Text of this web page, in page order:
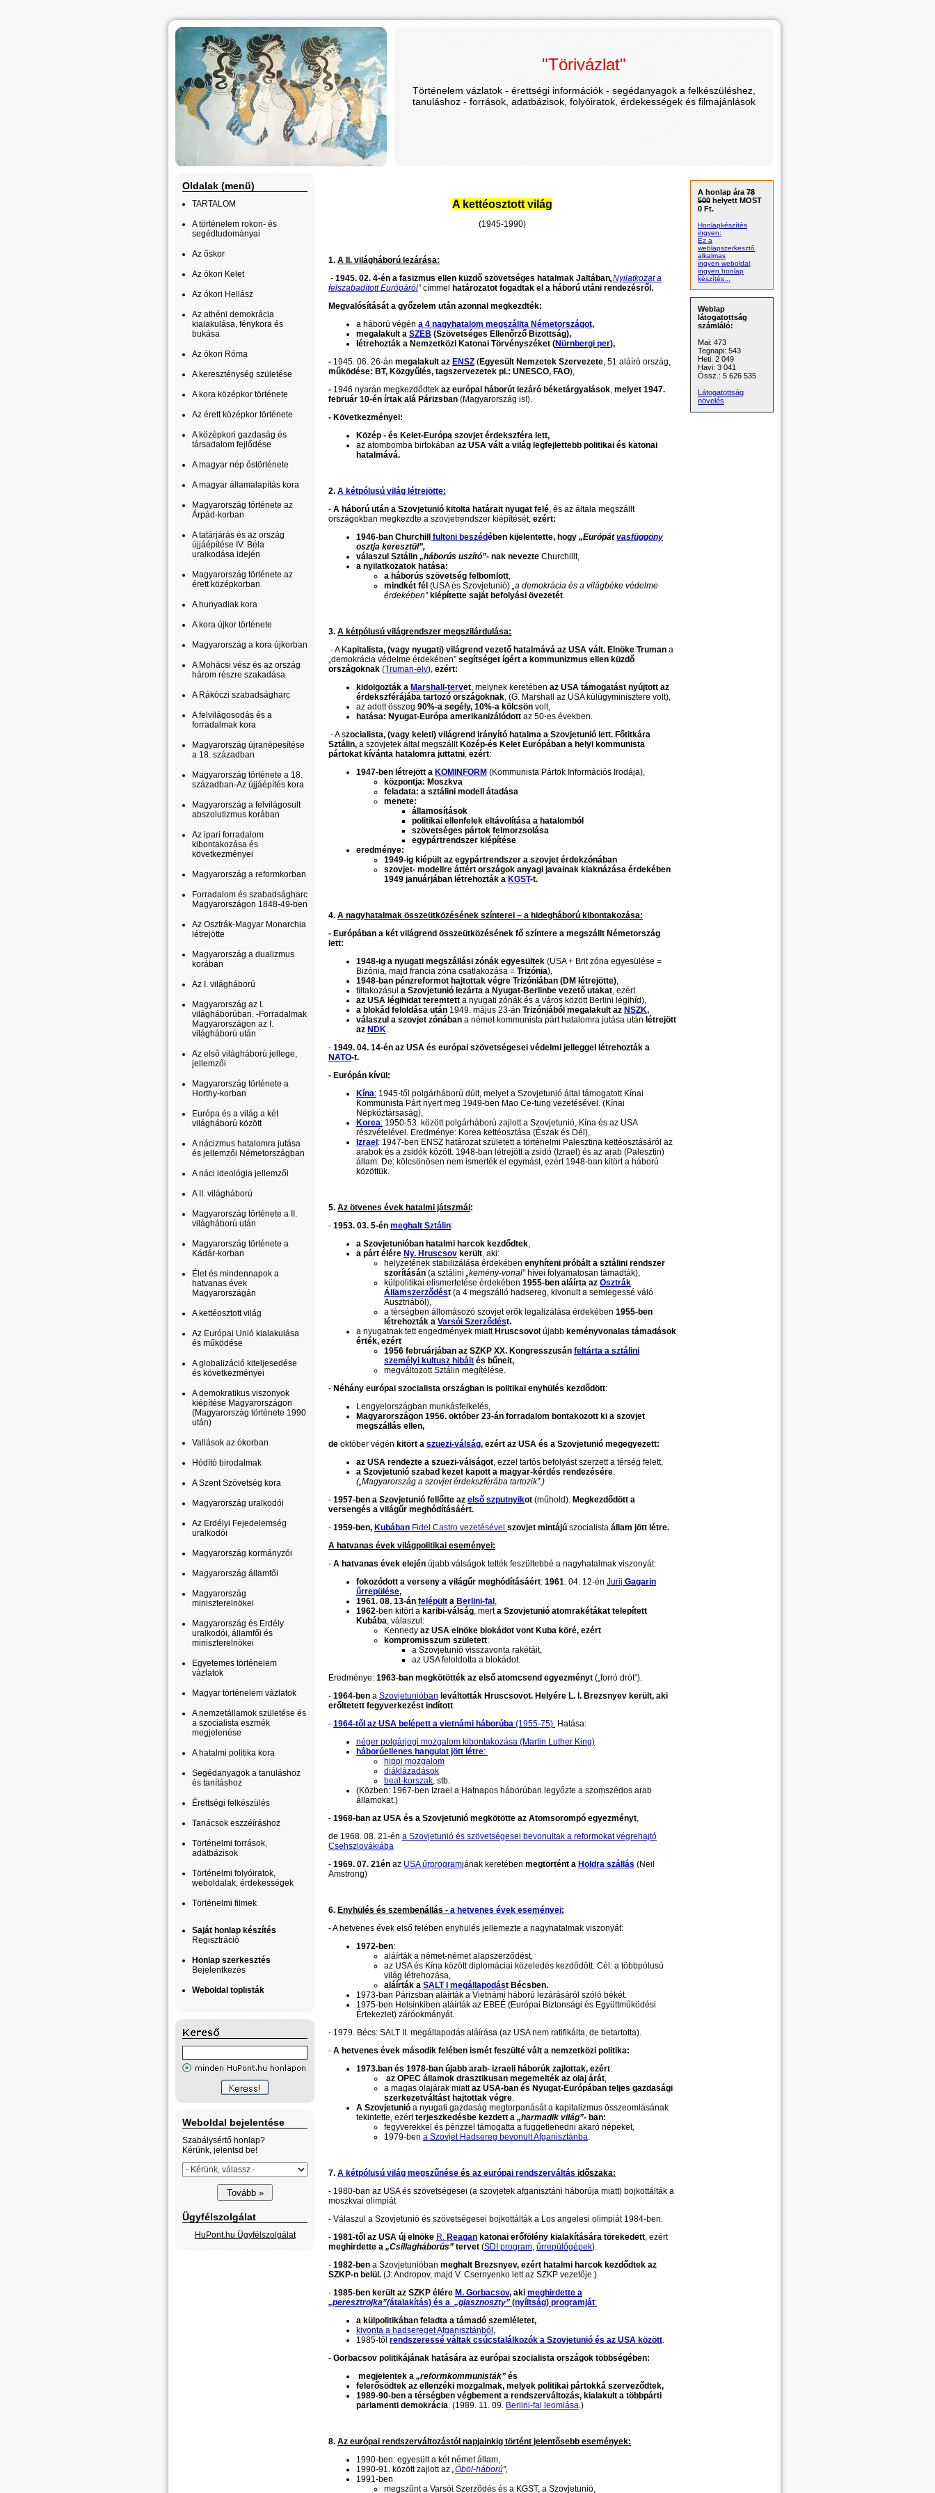
"Törivázlat"
Történelem vázlatok - érettségi információk - segédanyagok a felkészüléshez,
tanuláshoz - források, adatbázisok, folyóiratok, érdekességek és filmajánlások
Oldalak (menü)
TARTALOM
A történelem rokon- és
segédtudományai
Az őskor
Az ókori Kelet
Az ókori Hellász
Az athéni demokrácia
kialakulása, fénykora és
bukása
Az ókori Róma
A kereszténység születése
A kora középkor története
Az érett középkor története
A középkori gazdaság és
társadalom fejlődése
A magyar nép őstörténete
A magyar államalapítás kora
Magyarország története az
Árpád-korban
A tatárjárás és az ország
újjáépítése IV. Béla
uralkodása idején
Magyarország története az
érett középkorban
A hunyadiak kora
A kora újkor története
Magyarország a kora újkorban
A Mohácsi vész és az ország
három részre szakadása
A Rákóczi szabadságharc
A felvilágosodás és a
forradalmak kora
Magyarország újranépesítése
a 18. században
Magyarország története a 18.
században-Az újjáépítés kora
Magyarország a felvilágosult
abszolutizmus korában
Az ipari forradalom
kibontakozása és
következményei
Magyarország a reformkorban
Forradalom és szabadságharc
Magyarországon 1848-49-ben
Az Osztrák-Magyar Monarchia
létrejötte
Magyarország a dualizmus
korában
Az I. világháború
Magyarország az I.
világháborúban. -Forradalmak
Magyarországon az I.
világháború után
Az első világháború jellege,
jellemzői
Magyarország története a
Horthy-korban
Európa és a világ a két
világháború között
A nácizmus hatalomra jutása
és jellemzői Németországban
A náci ideológia jellemzői
A II. világháború
Magyarország története a II.
világháború után
Magyarország története a
Kádár-korban
Élet és mindennapok a
hatvanas évek
Magyarországán
A kettéosztott világ
Az Európai Unió kialakulása
és működése
A globalizáció kiteljesedése
és következményei
A demokratikus viszonyok
kiépítése Magyarországon
(Magyarország története 1990
után)
Vallások az ókorban
Hódító birodalmak
A Szent Szövetség kora
Magyarország uralkodói
Az Erdélyi Fejedelemség
uralkodói
Magyarország kormányzói
Magyarország államfői
Magyarország
miniszterelnökei
Magyarország és Erdély
uralkodói, államfői és
miniszterelnökei
Egyetemes történelem
vázlatok
Magyar történelem vázlatok
A nemzetállamok születése és
a szocialista eszmék
megjelenése
A hatalmi politika kora
Segédanyagok a tanuláshoz
és tanításhoz
Érettségi felkészülés
Tanácsok eszzéíráshoz
Történelmi források,
adatbázisok
Történelmi folyóiratok,
weboldalak, érdekességek
Történelmi filmek
Saját honlap készítés
Regisztráció
Honlap szerkesztés
Bejelentkezés
Weboldal toplisták
Weboldal bejelentése
Szabálysértő honlap?
Kérünk, jelentsd be!
Ügyfélszolgálat
HuPont.hu Ügyfélszolgálat
A kettéosztott világ
(1945-1990)
1. A II. világháború lezárása:
- 1945. 02. 4-én a fasizmus ellen küzdő szövetséges hatalmak Jaltában„Nyilatkozat a
felszabadított Európáról”címmel
határozatot fogadtak el a háború utáni rendezésről.
Megvalósítását a győzelem után azonnal megkezdték:
a háború végén a 4 nagyhatalom megszállta Németországot,
megalakult a SZEB (Szövetséges Ellenőrző Bizottság),
létrehozták a Nemzetközi Katonai Törvényszéket (Nürnbergi per),
- 1945. 06. 26-án megalakult az ENSZ (Egyesült Nemzetek Szervezete, 51 aláíró ország,
működése: BT, Közgyűlés, tagszervezetek pl.: UNESCO, FAO),
- 1946 nyarán megkezdődtek az európai háborút lezáró béketárgyalások, melyet 1947.
február 10-én írtak alá Párizsban (Magyarország is!).
- Következményei:
Közép - és Kelet-Európa szovjet érdekszféra lett,
az atombomba birtokában az USA vált a világ legfejlettebb politikai és katonai
hatalmává.
2. A kétpólusú világ létrejötte:
- A háború után a Szovjetunió kitolta határait nyugat felé, és az általa megszállt
országokban megkezdte a szovjetrendszer kiépítését, ezért:
1946-ban Churchill
fultoni beszédében kijelentette, hogy „Európátvasfüggöny
osztja keresztül”,
válaszul Sztálin „háborús uszító”- nak nevezte Churchillt,
a nyilatkozatok hatása:
a háborús szövetség felbomlott,
mindkét fél (USA és Szovjetunió) „a demokrácia és a világbéke védelme
érdekében” kiépítette saját befolyási övezetét.
3. A kétpólusú világrendszer megszilárdulása:
- A Kapitalista, (vagy nyugati) világrend vezető hatalmává az USA vált. Elnöke Truman a
„demokrácia védelme érdekében” segítséget ígért a kommunizmus ellen küzdő
országoknak (Truman-elv), ezért:
kidolgozták a Marshall-tervet, melynek keretében az USA támogatást nyújtott az
érdekszférájába tartozó országoknak, (G. Marshall az USA külügyminisztere volt),
az adott összeg 90%-a segély, 10%-a kölcsön volt,
hatása: Nyugat-Európa amerikanizálódott az 50-es években.
- A szocialista, (vagy keleti) világrend irányító hatalma a Szovjetunió lett. Főtitkára
Sztálin, a szovjetek által megszállt Közép-és Kelet Európában a helyi kommunista
pártokat kívánta hatalomra juttatni, ezért:
1947-ben létrejött a KOMINFORM (Kommunista Pártok Információs Irodája),
központja: Moszkva
feladata: a sztálini modell átadása
menete:
államosítások
politikai ellenfelek eltávolítása a hatalomból
szövetséges pártok felmorzsolása
egypártrendszer kiépítése
eredménye:
1949-ig kiépült az egypártrendszer a szovjet érdekzónában
szovjet- modellre áttért országok anyagi javainak kiaknázása érdekében
1949 januárjában létrehozták a KGST-t.
4. A nagyhatalmak összeütközésének színterei – a hidegháború kibontakozása:
- Európában a két világrend összeütközésének fő színtere a megszállt Németország
lett:
1948-ig a nyugati megszállási zónák egyesültek (USA + Brit zóna egyesülése =
Bizónia, majd francia zóna csatlakozása = Trizónia),
1948-ban pénzreformot hajtottak végre Trizóniában (DM létrejötte),
tiltakozásul a Szovjetunió lezárta a Nyugat-Berlinbe vezető utakat, ezért
az USA légihidat teremtett a nyugati zónák és a város között Berlini légihíd),
a blokád feloldása után 1949. május 23-án Trizóniából megalakult az NSZK,
válaszul a szovjet zónában a német kommunista párt hatalomra jutása után létrejött
az NDK.
- 1949. 04. 14-én az USA és európai szövetségesei védelmi jelleggel létrehozták a
NATO-t.
- Európán kívül:
Kína: 1945-től polgárháború dúlt, melyet a Szovjetunió által támogatott Kínai
Kommunista Párt nyert meg 1949-ben Mao Ce-tung vezetésével. (Kínai
Népköztársaság),
Korea: 1950-53. között polgárháború zajlott a Szovjetunió, Kína és az USA
részvételével. Eredménye: Korea kettéosztása (Észak és Dél),
Izrael : 1947-ben ENSZ határozat született a történelmi Palesztina kettéosztásáról az
arabok és a zsidók között. 1948-ban létrejött a zsidó (Izrael) és az arab (Palesztin)
állam. De: kölcsönösen nem ismerték el egymást, ezért 1948-ban kitört a háború
közöttük.
5. Az ötvenes évek hatalmi játszmái:
- 1953. 03. 5-én meghalt Sztálin:
a Szovjetunióban hatalmi harcok kezdődtek,
a párt élére Ny. Hruscsov került, aki:
helyzetének stabilizálása érdekében enyhíteni próbált a sztálini rendszer
szorításán (a sztálini „kemény-vonal”hívei folyamatosan támadták),
külpolitikai elismertetése érdekében 1955-ben aláírta az Osztrák
Államszerződést (a 4 megszálló hadsereg, kivonult a semlegessé váló
Ausztriából),
a térségben állomásozó szovjet erők legalizálása érdekében 1955-ben
létrehozták a Varsói Szerződést.
a nyugatnak tett engedmények miatt Hruscsovot újabb keményvonalas támadások
érték, ezért
1956 februárjában az SZKP XX. Kongresszusán feltárta a sztálini
személyi kultusz hibáit és bűneit,
megváltozott Sztálin megítélése.
- Néhány európai szocialista országban is politikai enyhülés kezdődött:
Lengyelországban munkásfelkelés,
Magyarországon 1956. október 23-án forradalom bontakozott ki a szovjet
megszállás ellen,
de október végén kitört a szuezi-válság, ezért az USA és a Szovjetunió megegyezett:
az USA rendezte a szuezi-válságot, ezzel tartós befolyást szerzett a térség felett,
a Szovjetunió szabad kezet kapott a magyar-kérdés rendezésére.
(„Magyarország a szovjet érdekszférába tartozik”.)
- 1957-ben a Szovjetunió fellőtte az első szputnyikot (műhold). Megkezdődött a
versengés a világűr meghódításáért.
- 1959-ben, Kubában Fidel Castro vezetésével szovjet mintájú szocialista állam jött létre.
A hatvanas évek világpolitikai eseményei:
- A hatvanas évek elején újabb válságok tették feszültebbé a nagyhatalmak viszonyát:
fokozódott a verseny a világűr meghódításáért: 1961. 04. 12-én Jurij Gagarin
űrrepülése,
1961. 08. 13-án felépült a Berlini-fal ,
1962-ben kitört a karibi-válság, merta Szovjetunió atomrakétákat telepített
Kubába, válaszul:
Kennedy az USA elnöke blokádot vont Kuba köré, ezért
kompromisszum született:
a Szovjetunió visszavonta rakétáit,
az USA feloldotta a blokádot.
Eredménye: 1963-ban megkötötték az első atomcsend egyezményt („forró drót”).
- 1964-ben a Szovjetunióban leváltották Hruscsovot. Helyére L. I. Brezsnyev került, aki
erőltetett fegyverkezést indított.
- 1964-től az USA belépett a vietnámi háborúba (1955-75). Hatása:
néger polgárjogi mozgalom kibontakozása (Martin Luther King)
háborúellenes hangulat jött létre:
hippi mozgalom
diáklázadások
beat-korszak, stb.
(Közben: 1967-ben Izrael a Hatnapos háborúban legyőzte a szomszédos arab
államokat.)
- 1968-ban az USA és a Szovjetunió megkötötte az Atomsorompó egyezményt,
de 1968. 08. 21-én a Szovjetunió és szövetségesei bevonultak a reformokat végrehajtó
Csehszlovákiába
- 1969. 07. 21én az USA űrprogramjának keretében megtörtént a Holdra szállás (Neil
Amstrong)
6. Enyhülés és szembenállás - a hetvenes évek eseményei:
- A hetvenes évek első felében enyhülés jellemezte a nagyhatalmak viszonyát:
1972-ben:
aláírták a német-német alapszerződést,
az USA és Kína között diplomáciai közeledés kezdődött. Cél: a többpólusú
világ létrehozása,
aláírták a SALT I megállapodást Bécsben.
1973-ban Párizsban aláírták a Vietnámi háború lezárásáról szóló békét.
1975-ben Helsinkiben aláírták az EBEÉ (Európai Biztonsági és Együttműködési
Értekezlet) záróokmányát.
- 1979. Bécs: SALT II. megállapodás aláírása (az USA nem ratifikálta, de betartotta).
- A hetvenes évek második felében ismét feszülté vált a nemzetközi politika:
1973.ban és 1978-ban újabb arab- izraeli háborúk zajlottak, ezért:
az OPEC államok drasztikusan megemelték az olaj árát,
a magas olajárak miattaz USA-ban és Nyugat-Európában teljes gazdasági
szerkezetváltást hajtottak végre.
A Szovjetunió a nyugati gazdaság megtorpanását a kapitalizmus összeomlásának
tekintette, ezértterjeszkedésbe kezdett a „harmadik világ”- ban:
fegyverekkel és pénzzel támogatta a függetlenedni akaró népeket,
1979-ben a Szovjet Hadsereg bevonult Afganisztánba.
7. A kétpólusú világ megszűnése és az európai rendszerváltás időszaka:
- 1980-ban az USA és szövetségesei (a szovjetek afganisztáni háborúja miatt) bojkottálták a
moszkvai olimpiát
- Válaszul a Szovjetunió és szövetségesei bojkottálták a Los angelesi olimpiát 1984-ben.
- 1981-től az USA új elnöke R. Reagan katonai erőfölény kialakítására törekedett, ezért
meghirdette a „Csillagháborús” tervet (SDI program, űrrepülőgépek).
- 1982-ben a Szovjetunióban meghalt Brezsnyev, ezért hatalmi harcok kezdődtek az
SZKP-n belül. (J: Andropov, majd V. Csernyenko lett az SZKP vezetője.)
- 1985-ben került az SZKP élére M. Gorbacsov, aki meghirdette a
„peresztrojka”(átalakítás) és a „glasznoszty” (nyíltság) programját:
a külpolitikában feladta a támadó szemléletet,
kivonta a hadsereget Afganisztánból ,
1985-től rendszeressé váltak csúcstalálkozók a Szovjetunió és az USA között.
- Gorbacsov politikájának hatására az európai szocialista országok többségében:
megjelentek a „reformkommunisták” és
felerősödtek az ellenzéki mozgalmak, melyek politikai pártokká szerveződtek,
1989-90-ben a térségben végbement a rendszerváltozás, kialakult a többpárti
parlamenti demokrácia. (1989. 11. 09. Berlini-fal leomlása.)
8. Az európai rendszerváltozástól napjainkig történt jelentősebb események:
1990-ben: egyesült a két német állam,
1990-91. között zajlott az „Öböl-háború”,
1991-ben
megszűnt a Varsói Szerződés és a KGST, a Szovjetunió,
A honlap ára 78
500 helyett MOST
0 Ft.
Honlapkészítés
ingyen:
Ez a
weblapszerkesztő
alkalmas
ingyen weboldal,
ingyen honlap
készítés...
Weblap
látogatottság
számláló:
Mai: 473
Tegnapi: 543
Heti: 2 049
Havi: 3 041
Össz.: 5 626 535
Látogatottság
növelés